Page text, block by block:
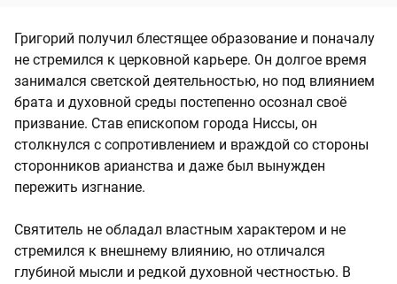
Григорий получил блестящее образование и поначалу
не стремился к церковной карьере. Он долгое время
занимался светской деятельностью, но под влиянием
брата и духовной среды постепенно осознал своё
призвание. Став епископом города Ниссы, он
столкнулся с сопротивлением и враждой со стороны
сторонников арианства и даже был вынужден
пережить изгнание.
Святитель не обладал властным характером и не
стремился к внешнему влиянию, но отличался
глубиной мысли и редкой духовной честностью. В